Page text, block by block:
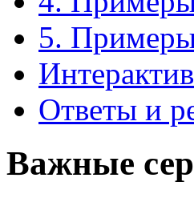
5.
Ответы и
Важные